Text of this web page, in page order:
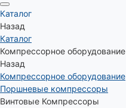
Каталог
Назад
Каталог
Компрессорное оборудование
Назад
Компрессорное оборудование
Поршневые компрессоры
Винтовые Компрессоры